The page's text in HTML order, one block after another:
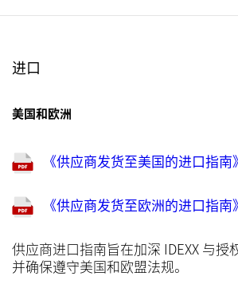
进口
美国和欧洲
《供应商发货至美国的进口指南》
《供应商发货至欧洲的进口指南》
供应商进口指南旨在加深 IDEXX 与
并确保遵守美国和欧盟法规。